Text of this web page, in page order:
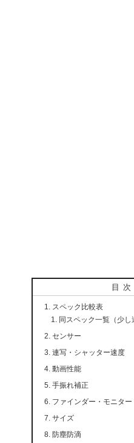
目次
スペック比較表
同スペック一覧（少し
センサー
連写・シャッター速度
動画性能
手振れ補正
ファインダー・モニター
サイズ
防塵防滴